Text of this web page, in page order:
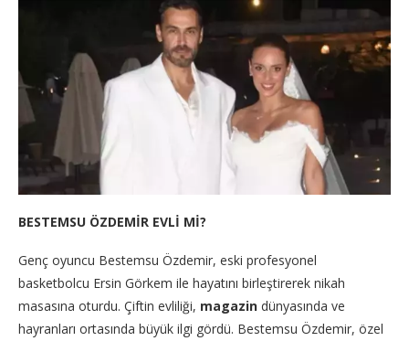
BESTEMSU ÖZDEMİR EVLİ Mİ?
Genç oyuncu Bestemsu Özdemir, eski profesyonel
basketbolcu Ersin Görkem ile hayatını birleştirerek nikah
masasına oturdu. Çiftin evliliği, magazin dünyasında ve
hayranları ortasında büyük ilgi gördü. Bestemsu Özdemir, özel